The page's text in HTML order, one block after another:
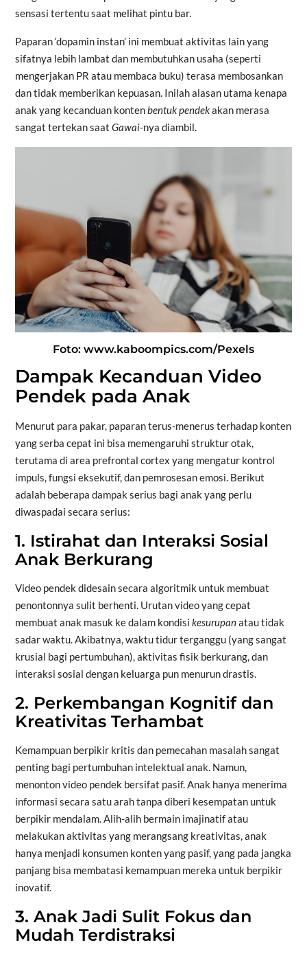
sensasi tertentu saat melihat pintu bar.
Paparan ‘dopamin instan’ ini membuat aktivitas lain yang
sifatnya lebih lambat dan membutuhkan usaha (seperti
mengerjakan PR atau membaca buku) terasa membosankan
dan tidak memberikan kepuasan. Inilah alasan utama kenapa
anak yang kecanduan kontenbentuk pendekakan merasa
sangat tertekan saat Gawai-nya diambil.
Foto: www.kaboompics.com/Pexels
Dampak Kecanduan Video
Pendek pada Anak
Menurut para pakar, paparan terus-menerus terhadap konten
yang serba cepat ini bisa memengaruhi struktur otak,
terutama di area prefrontal cortex yang mengatur kontrol
impuls, fungsi eksekutif, dan pemrosesan emosi. Berikut
adalah beberapa dampak serius bagi anak yang perlu
diwaspadai secara serius:
1. Istirahat dan Interaksi Sosial
Anak Berkurang
Video pendek didesain secara algoritmik untuk membuat
penontonnya sulit berhenti. Urutan video yang cepat
membuat anak masuk ke dalam kondisi kesurupanatau tidak
sadar waktu. Akibatnya, waktu tidur terganggu (yang sangat
krusial bagi pertumbuhan), aktivitas fisik berkurang, dan
interaksi sosial dengan keluarga pun menurun drastis.
2. Perkembangan Kognitif dan
Kreativitas Terhambat
Kemampuan berpikir kritis dan pemecahan masalah sangat
penting bagi pertumbuhan intelektual anak. Namun,
menonton video pendek bersifat pasif. Anak hanya menerima
informasi secara satu arah tanpa diberi kesempatan untuk
berpikir mendalam. Alih-alih bermain imajinatif atau
melakukan aktivitas yang merangsang kreativitas, anak
hanya menjadi konsumen konten yang pasif, yang pada jangka
panjang bisa membatasi kemampuan mereka untuk berpikir
inovatif.
3. Anak Jadi Sulit Fokus dan
Mudah Terdistraksi